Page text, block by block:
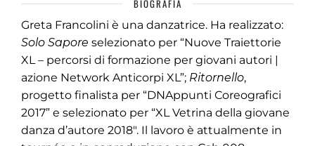
BIOGRAFIA
Greta Francolini è una danzatrice. Ha realizzato:
Solo Sapore selezionato per “Nuove Traiettorie
XL – percorsi di formazione per giovani autori |
azione Network Anticorpi XL”; Ritornello,
progetto finalista per “DNAppunti Coreografici
2017” e selezionato per “XL Vetrina della giovane
danza d’autore 2018″. Il lavoro è attualmente in